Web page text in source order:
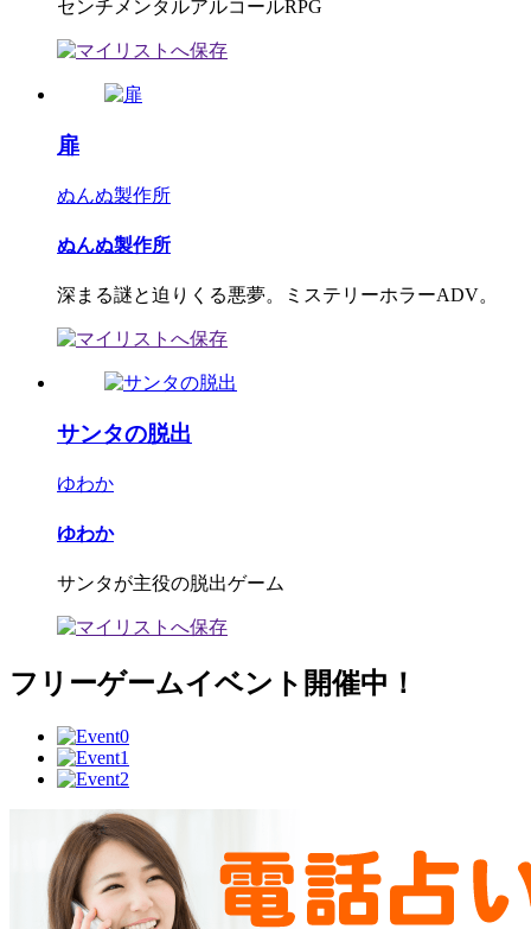
センチメンタルアルコールRPG
扉
ぬんぬ製作所
ぬんぬ製作所
深まる謎と迫りくる悪夢。ミステリーホラーADV。
サンタの脱出
ゆわか
ゆわか
サンタが主役の脱出ゲーム
フリーゲームイベント開催中！